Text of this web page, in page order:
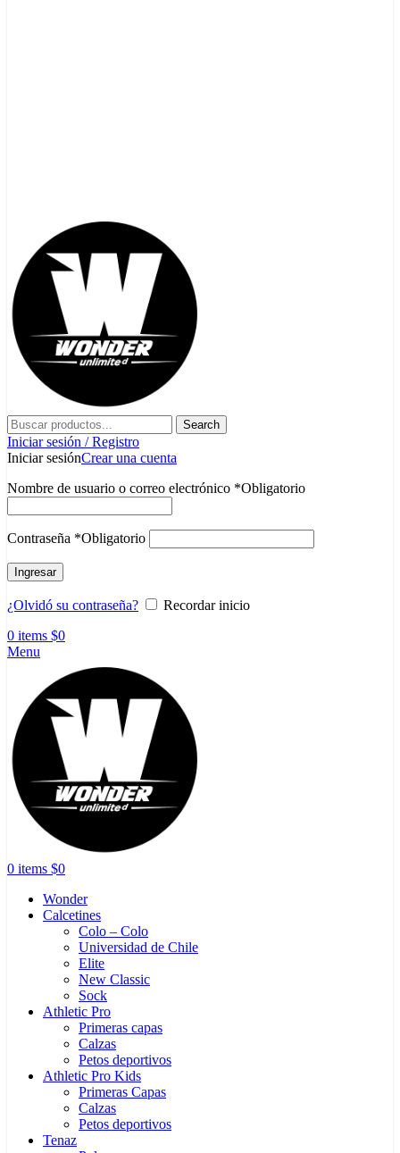
Search
Iniciar sesión / Registro
Iniciar sesiónCrear una cuenta
Nombre de usuario o correo electrónico *Obligatorio
Contraseña *Obligatorio
Ingresar
¿Olvidó su contraseña?
Recordar inicio
0 items $0
Menu
0 items $0
Wonder
Calcetines
Colo – Colo
Universidad de Chile
Elite
New Classic
Sock
Athletic Pro
Primeras capas
Calzas
Petos deportivos
Athletic Pro Kids
Primeras Capas
Calzas
Petos deportivos
Tenaz